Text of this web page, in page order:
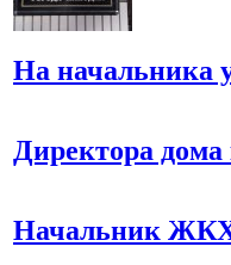
На начальника
Директора
Начальник ЖКХ